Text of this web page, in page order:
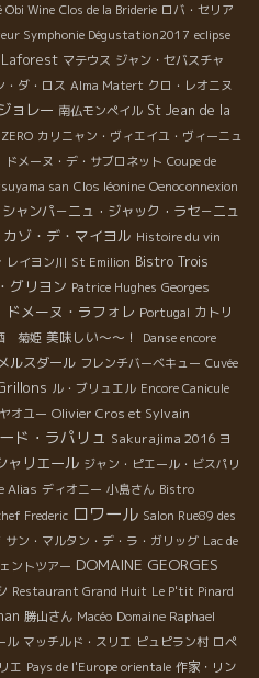
Obi Wine Clos de la Briderie ロバ・セリア
Symphonie Dégustation2017 eclipse
マテウス ジャン・セバスチャ
・ダ・ロス Alma Matert クロ・レオニヌ
ョレー 南仏モンペイル St Jean de la
カリニャン・ヴィエイユ・ヴィーニュ
ドメーヌ・デ・サブロネット Coupe de
san Clos léonine Oenoconnexion
シャンパ－ニュ・ジャック・ラセ－ニュ
ゾ・デ・マイヨル Histoire du vin
レイヨン川 St Emilion Bistro Trois
グリヨン Patrice Hughes Georges
ドメーヌ・ラフォレ Portugal カトリ
菊姫 美味しい～～！
Danse encore
ルスダール フレンチバーベキュー Cuvée
ル・ブリュエル Encore Canicule
オユー Olivier Cros et Sylvain
ド・ラパリュ Sakurajima 2016 ヨ
ャリエール ジャン・ピエール・ビスパリ
Alias ディオニー 小島さん Bistro
Frederic ロワール Salon Rue89 des
サン・マルタン・デ・ラ・ガリッグ Lac de
ントツアー DOMAINE GEORGES
Restaurant Grand Huit Le P'tit Pinard
勝山さん Macéo Domaine Raphael
ル マッチルド・スリエ ピュピラン村 ロペ
エ Pays de l'Europe orientale 作家・リン